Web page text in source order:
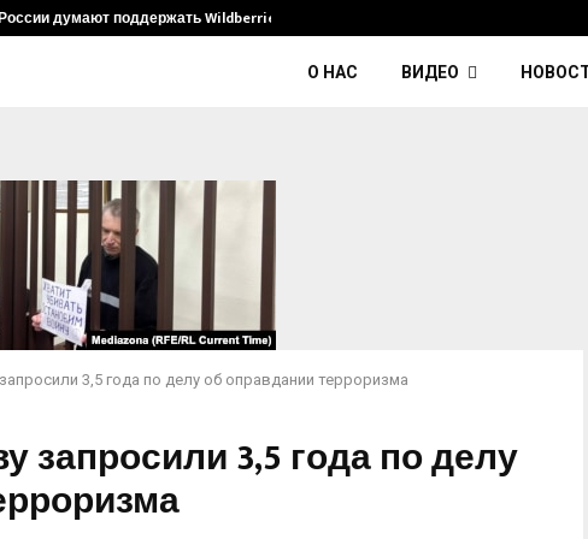
думают поддержать Wildberries и его…
О НАС ВИДЕО
3,5 года по делу об оправдании терроризма
запросили 3,5 года по делу